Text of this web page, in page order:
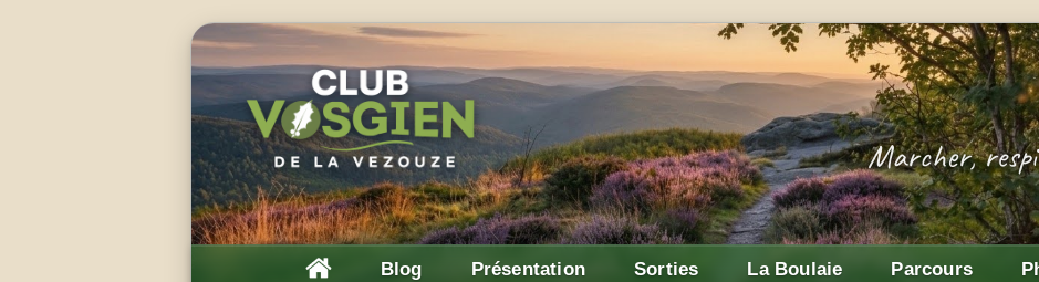
Blog Présentation Sorties La Boulaie Parcours